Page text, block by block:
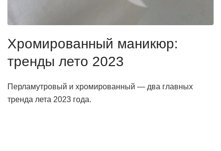
Хромированный маникюр:
тренды лето 2023
Перламутровый и хромированный — два главных
тренда лета 2023 года.